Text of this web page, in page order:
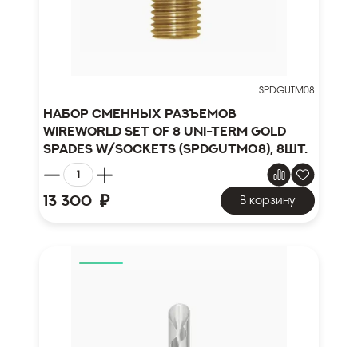
SPDGUTM08
Набор сменных разъемов
WireWorld Set of 8 Uni-Term Gold
Spades w/Sockets (SPDGUTM08), 8шт.
13 300 ₽ В корзину